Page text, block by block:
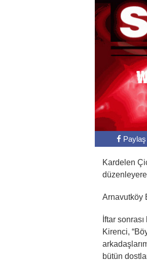
Paylaş
Kardelen
Arnavutköy
İftar
Kirenci,
bütün